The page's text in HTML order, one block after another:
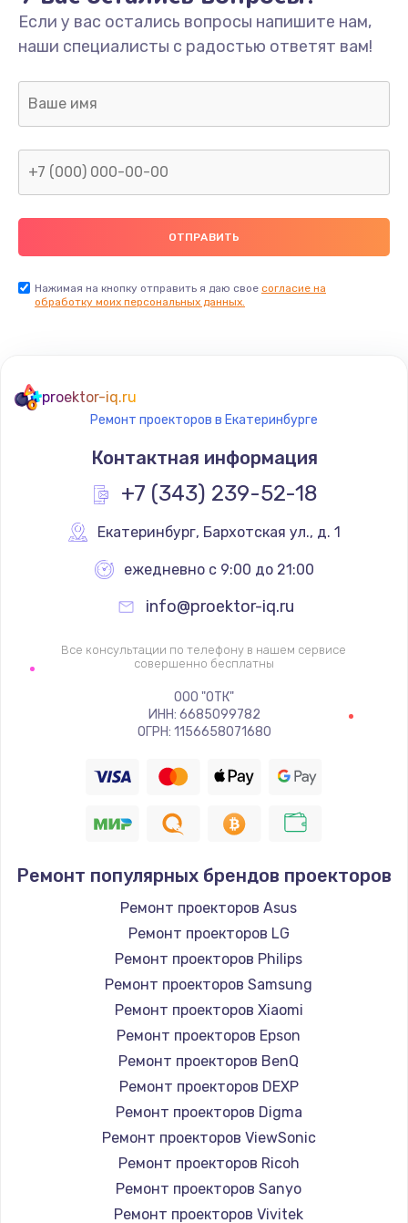
Если у вас остались вопросы напишите нам,
наши специалисты с радостью ответят вам!
Нажимая на кнопку отправить я даю свое согласие на
обработку моих персональных данных.
proektor-iq.ru
Ремонт проекторов в Екатеринбурге
Контактная информация
+7 (343) 239-52-18
Екатеринбург, Бархотская ул., д. 1
ежедневно с 9:00 до 21:00
info@proektor-iq.ru
Все консультации по телефону в нашем сервисе
совершенно бесплатны
ООО "ОТК"
ИНН: 6685099782
ОГРН: 1156658071680
Ремонт популярных брендов проекторов
Ремонт проекторов Asus
Ремонт проекторов LG
Ремонт проекторов Philips
Ремонт проекторов Samsung
Ремонт проекторов Xiaomi
Ремонт проекторов Epson
Ремонт проекторов BenQ
Ремонт проекторов DEXP
Ремонт проекторов Digma
Ремонт проекторов ViewSonic
Ремонт проекторов Ricoh
Ремонт проекторов Sanyo
Ремонт проекторов Vivitek